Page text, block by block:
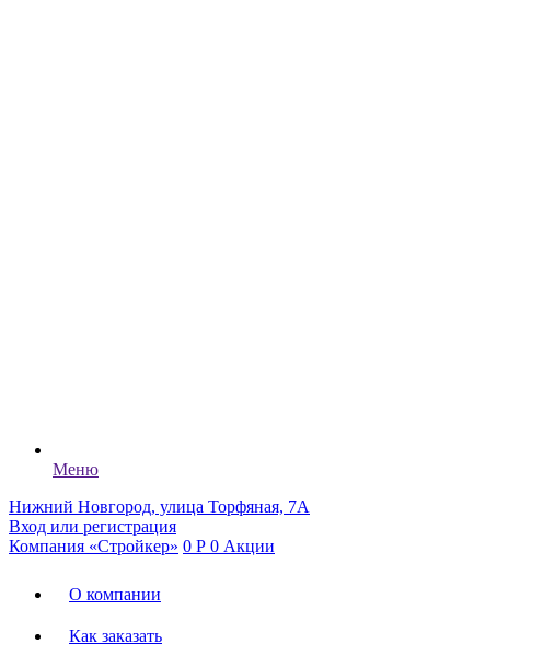
Меню
Нижний Новгород, улица Торфяная, 7А
Вход или регистрация
Компания «Стройкер» 0 Р 0 Акции
О компании
Как заказать